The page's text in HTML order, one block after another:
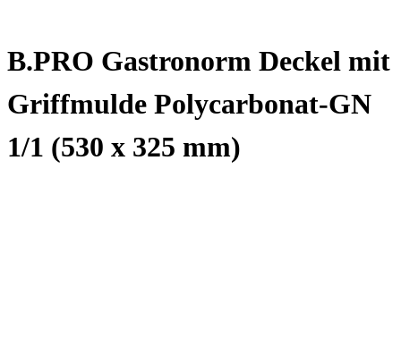
B.PRO Gastronorm Deckel mit
Griffmulde Polycarbonat-GN
1/1 (530 x 325 mm)